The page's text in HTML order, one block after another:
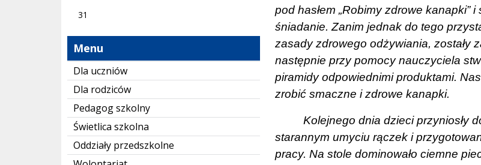
31
Menu
Dla uczniów
Dla rodziców
Pedagog szkolny
Świetlica szkolna
Oddziały przedszkolne
pod hasłem „Robimy zdrowe kanapki”
śniadanie. Zanim jednak do tego
zasady zdrowego odżywiania, zostały
następnie przy pomocy nauczyciela
piramidy odpowiednimi produktami.
zrobić smaczne i zdrowe kanapki.
Kolejnego dnia dzieci przyniosły
starannym umyciu rączek i
pracy. Na stole dominowało ciemne